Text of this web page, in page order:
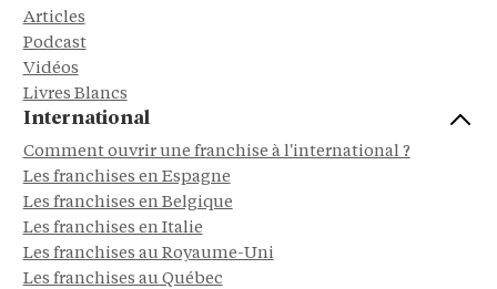
Articles
Podcast
Vidéos
Livres Blancs
International
Comment ouvrir une franchise à l'international ?
Les franchises en Espagne
Les franchises en Belgique
Les franchises en Italie
Les franchises au Royaume-Uni
Les franchises au Québec